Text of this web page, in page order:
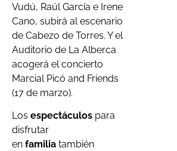
Vudú, Raúl García e Irene
Cano, subirá al escenario
de Cabezo de Torres. Y el
Auditorio de La Alberca
acogerá el concierto
Marcial Picó and Friends
(17 de marzo).
Los espectáculos para
disfrutar
en familia también